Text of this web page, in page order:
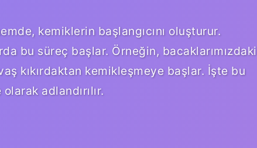
kemiklerin başlangıcını oluşturur.
bu süreç başlar. Örneğin, bacaklarımızdaki
kıkırdaktan kemikleşmeye başlar. İşte bu
adlandırılır.